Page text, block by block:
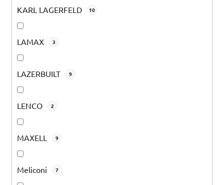
KARL LAGERFELD 10
LAMAX 3
LAZERBUILT 9
LENCO 2
MAXELL 9
Meliconi 7